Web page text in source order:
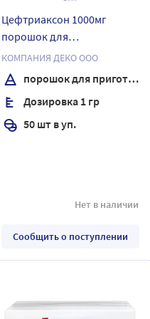
Цефтриаксон 1000мг
порошок для
приготовления раствора
для внутривенного и
внутримышечного
введения флакон 50 шт.
КОМПАНИЯ ДЕКО ООО
порошок для приготовления раствора для внутривенного и внутримышечного введения
Дозировка 1 гр
50 шт в уп.
Нет в наличии
Сообщить о поступлении